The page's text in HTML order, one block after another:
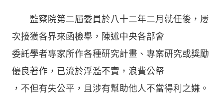
監察院第二屆委員於八十二年二月就任後，屢
次接獲各界來函檢舉，陳述中央各部會
委託學者專家所作各種研究計畫、專案研究或獎勵
優良著作，已流於浮濫不實，浪費公帑
，不但有失公平，且涉有幫助他人不當得利之嫌。